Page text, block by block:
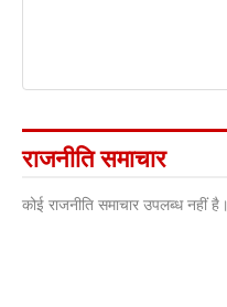
राजनीति समाचार
कोई राजनीति समाचार उपलब्ध नहीं है।